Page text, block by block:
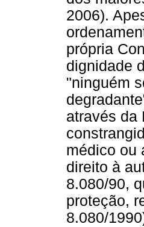
2006).
própria
dignidade
"ninguém
através da
médico ou
direito à
8.080/90,
proteção,
8.080/